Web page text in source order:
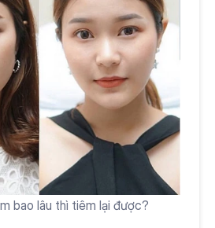
bao lâu thì tiêm lại được?